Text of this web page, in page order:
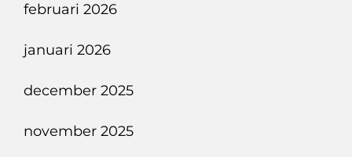
februari 2026
januari 2026
december 2025
november 2025